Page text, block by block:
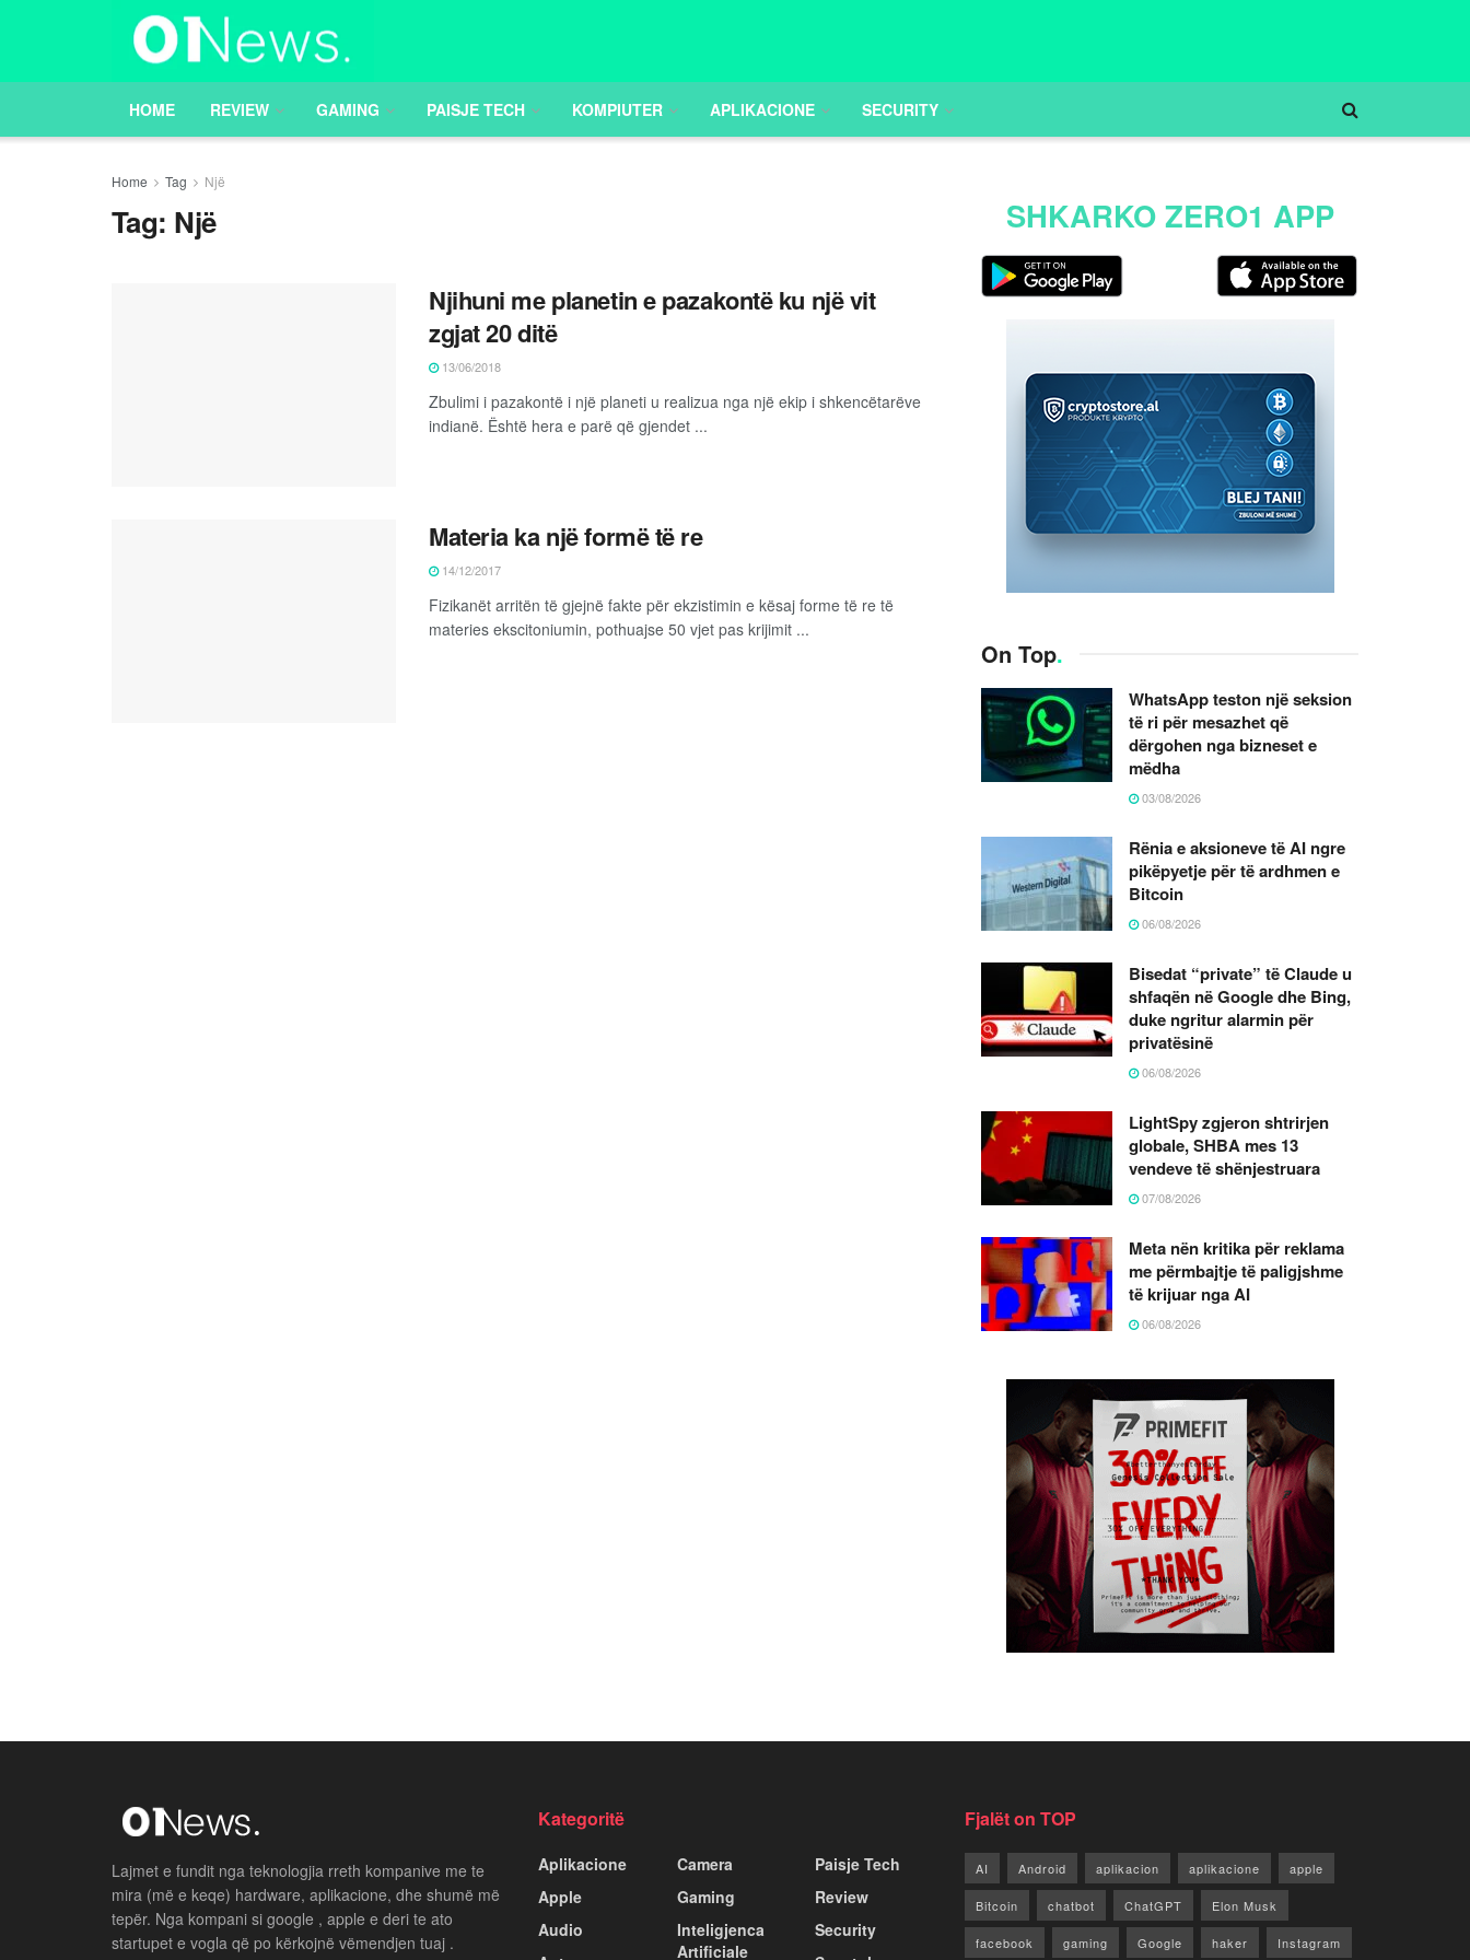
HOME REVIEW GAMING PAISJE TECH KOMPIUTER APLIKACIONE SECURITY
Home Tag Një
Tag: Një
Njihuni me planetin e pazakontë ku një vit
zgjat 20 ditë
13/06/2018
Zbulimi i pazakontë i një planeti u realizua nga një ekip i shkencëtarëve
indianë. Është hera e parë që gjendet ...
Materia ka një formë të re
14/12/2017
Fizikanët arritën të gjejnë fakte për ekzistimin e kësaj forme të re të
materies ekscitoniumin, pothuajse 50 vjet pas krijimit ...
SHKARKO ZERO1 APP
On Top.
WhatsApp teston një seksion
të ri për mesazhet që
dërgohen nga bizneset e
mëdha
03/08/2026
Rënia e aksioneve të AI ngre
pikëpyetje për të ardhmen e
Bitcoin
06/08/2026
Bisedat “private” të Claude u
shfaqën në Google dhe Bing,
duke ngritur alarmin për
privatësinë
06/08/2026
LightSpy zgjeron shtrirjen
globale, SHBA mes 13
vendeve të shënjestruara
07/08/2026
Meta nën kritika për reklama
me përmbajtje të paligjshme
të krijuar nga AI
06/08/2026
Lajmet e fundit nga teknologjia rreth kompanive me te
mira (më e keqe) hardware, aplikacione, dhe shumë më
tepër. Nga kompani si google , apple e deri te ato
startupet e vogla që po kërkojnë vëmendjen tuaj .
Kategoritë
Aplikacione
Apple
Audio
Camera
Gaming
Inteligjenca
Artificiale
Paisje Tech
Review
Security
Fjalët on TOP
AI Android aplikacion aplikacione apple
Bitcoin chatbot ChatGPT Elon Musk
facebook gaming Google haker Instagram